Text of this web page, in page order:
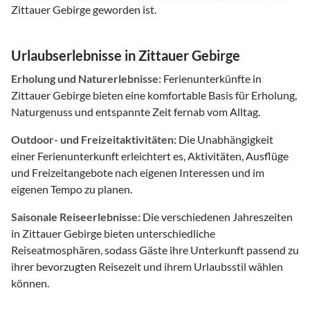
Zittauer Gebirge geworden ist.
Urlaubserlebnisse in Zittauer Gebirge
Erholung und Naturerlebnisse: Ferienunterkünfte in
Zittauer Gebirge bieten eine komfortable Basis für Erholung,
Naturgenuss und entspannte Zeit fernab vom Alltag.
Outdoor- und Freizeitaktivitäten: Die Unabhängigkeit
einer Ferienunterkunft erleichtert es, Aktivitäten, Ausflüge
und Freizeitangebote nach eigenen Interessen und im
eigenen Tempo zu planen.
Saisonale Reiseerlebnisse: Die verschiedenen Jahreszeiten
in Zittauer Gebirge bieten unterschiedliche
Reiseatmosphären, sodass Gäste ihre Unterkunft passend zu
ihrer bevorzugten Reisezeit und ihrem Urlaubsstil wählen
können.